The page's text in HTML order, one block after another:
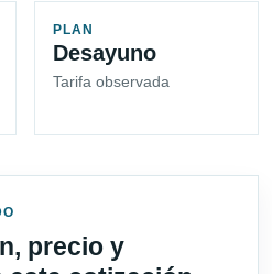
PLAN
Desayuno
Tarifa observada
precio y